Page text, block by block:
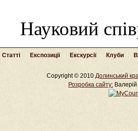
Науковий
Статті Експозиції Екскурсії Клуби
Copyright © 2010 Долинський
Розробка cайту: